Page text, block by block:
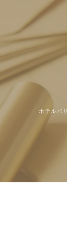
ホテルバ